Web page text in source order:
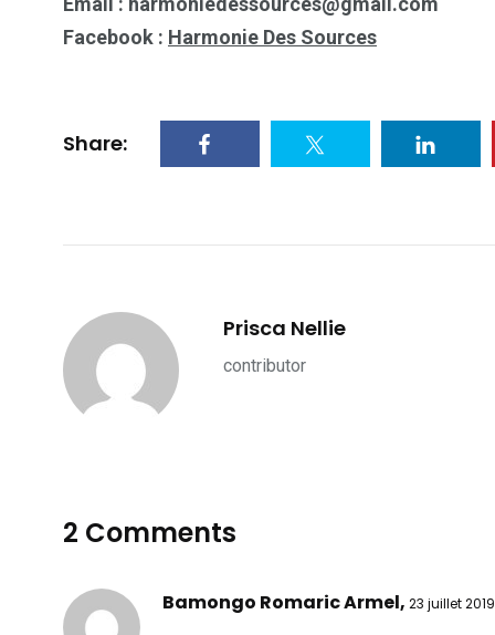
Facebook : Harmonie Des Sources
Share:
Prisca Nellie
contributor
2 Comments
Bamongo Romaric Armel, 23 juillet